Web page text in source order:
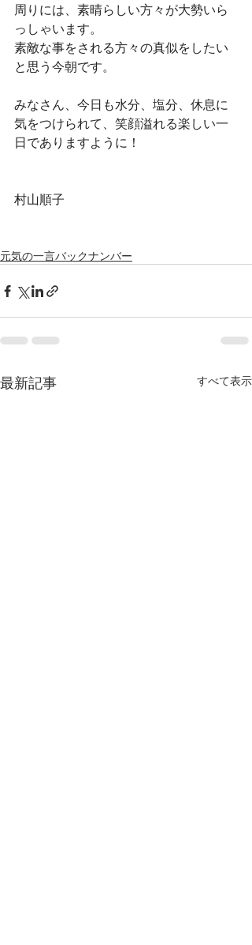
周りには、素晴らしい方々が大勢いら
っしゃいます。
素敵な事をされる方々の真似をしたい
と思う今朝です。
みなさん、今日も水分、塩分、休息に
気をつけられて、笑顔溢れる楽しい一
日でありますように！
村山順子
元気の一言バックナンバー
最新記事 すべて表示